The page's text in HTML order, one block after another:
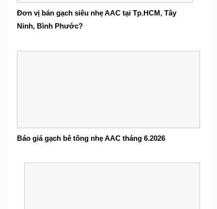
Đơn vị bán gạch siêu nhẹ AAC tại Tp.HCM, Tây
Ninh, Bình Phước?
Báo giá gạch bê tông nhẹ AAC tháng 6.2026